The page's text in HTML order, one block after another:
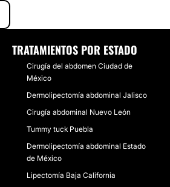
TRATAMIENTOS POR ESTADO
Cirugía del abdomen Ciudad de
México
Dermolipectomía abdominal Jalisco
Cirugía abdominal Nuevo León
Tummy tuck Puebla
Dermolipectomía abdominal Estado
de México
Lipectomía Baja California